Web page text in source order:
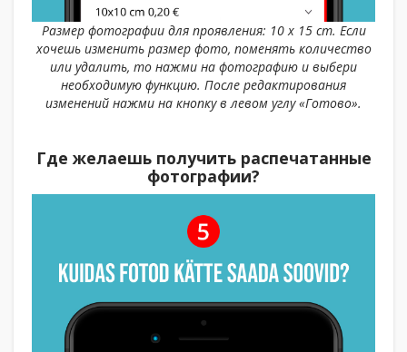
Размер фотографии для проявления: 10 x 15 cm. Если
хочешь изменить размер фото, поменять количество
или удалить, то нажми на фотографию и выбери
необходимую функцию. После редактирования
изменений нажми на кнопку в левом углу «Готово».
Где желаешь получить распечатанные
фотографии?